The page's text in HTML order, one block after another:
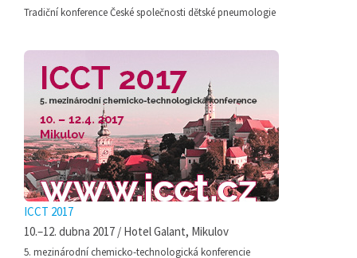
Tradiční konference České společnosti dětské pneumologie
ICCT 2017
10.–12. dubna 2017 / Hotel Galant, Mikulov
5. mezinárodní chemicko-technologická konferencie